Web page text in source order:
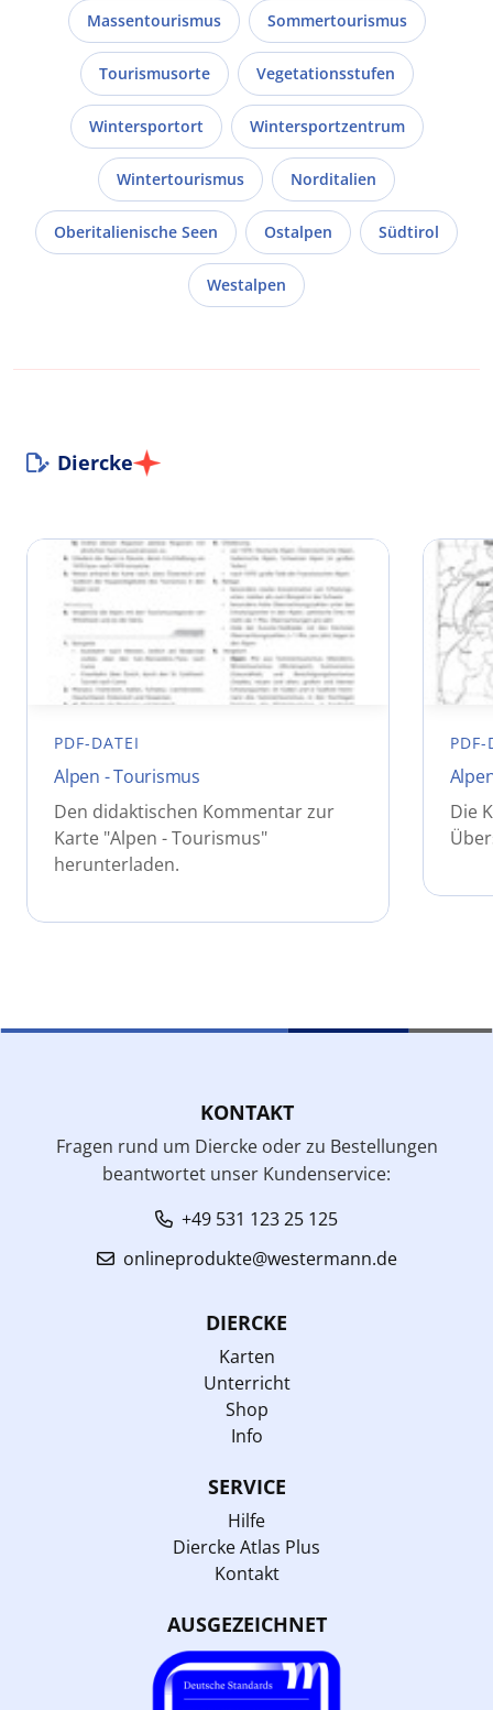
Massentourismus Sommertourismus
Tourismusorte Vegetationsstufen
Wintersportort Wintersportzentrum
Wintertourismus Norditalien
Oberitalienische Seen Ostalpen Südtirol
Westalpen
Diercke
PDF-DATEI
Alpen - Tourismus
Den didaktischen Kommentar zur
Karte "Alpen - Tourismus"
herunterladen.
PDF-
Die
KONTAKT
Fragen rund um Diercke oder zu Bestellungen
beantwortet unser Kundenservice:
+49 531 123 25 125
onlineprodukte@westermann.de
DIERCKE
Karten
Unterricht
Shop
Info
SERVICE
Hilfe
Diercke Atlas Plus
Kontakt
AUSGEZEICHNET